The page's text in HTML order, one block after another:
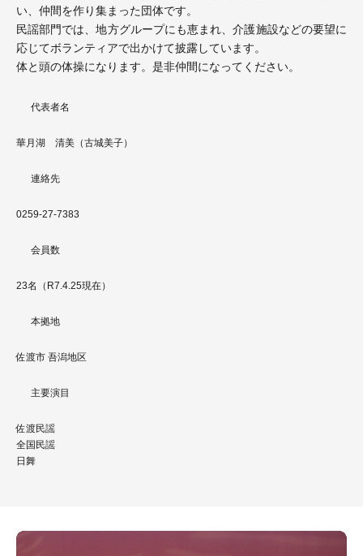
い、仲間を作り集まった団体です。
民謡部門では、地方グループにも恵まれ、介護施設などの要望に
応じてボランティアで出かけて披露しています。
体と頭の体操になります。是非仲間になってください。
代表者名
華月湖 清美（古城美子）
連絡先
0259-27-7383
会員数
23名（R7.4.25現在）
本拠地
佐渡市 吾潟地区
主要演目
佐渡民謡
全国民謡
日舞